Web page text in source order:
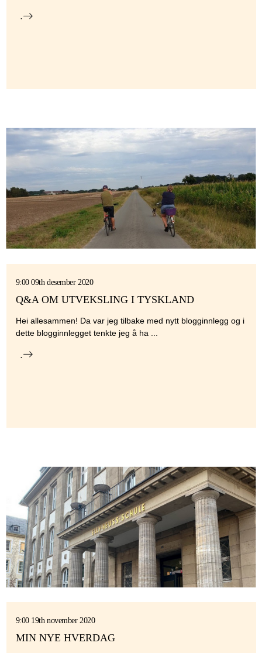
9:00 09th desember 2020
Q&A OM UTVEKSLING I TYSKLAND
Hei allesammen! Da var jeg tilbake med nytt blogginnlegg og i
dette blogginnlegget tenkte jeg å ha ...
9:00 19th november 2020
MIN NYE HVERDAG